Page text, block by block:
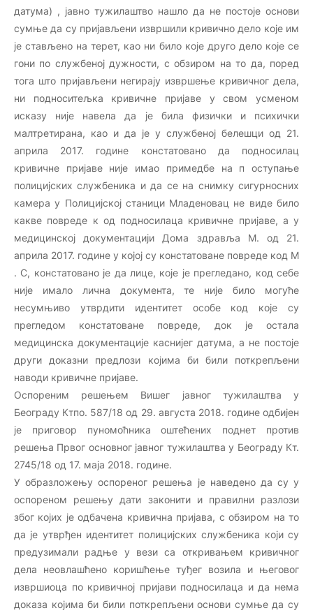
датума) , јавно тужилаштво нашло да не постоје основи
сумње да су пријављени извршили кривично дело које им
је стављено на терет, као ни било које друго дело које се
гони по службеној дужности, с обзиром на то да, поред
тога што пријављени негирају извршење кривичног дела,
ни подноситељка кривичне пријаве у свом усменом
исказу није навела да је била физички и психички
малтретирана, као и да је у службеној белешци од 21.
априла 2017. године констатовано да подносилац
кривичне пријаве није имао примедбе на п оступање
полицијских службеника и да се на снимку сигурносних
камера у Полицијској станици Младеновац не виде било
какве повреде к од подносилаца кривичне пријаве, а у
медицинској документацији Дома здравља М. од 21.
априла 2017. године у којој су констатоване повреде код М
. С, констатовано је да лице, које је прегледано, код себе
није имало лична документа, те није било могуће
несумњиво утврдити идентитет особе код које су
прегледом констатоване повреде, док је остала
медицинска документације каснијег датума, а не постоје
други доказни предлози којима би били поткрепљени
наводи кривичне пријаве.
Оспореним решењем Вишег јавног тужилаштва у
Београду Ктпо. 587/18 од 29. августа 2018. године одбијен
је приговор пуномоћника оштећених поднет против
решења Првог основног јавног тужилаштва у Београду Кт.
2745/18 од 17. маја 2018. године.
У образложењу оспореног решења је наведено да су у
оспореном решењу дати законити и правилни разлози
због којих је одбачена кривична пријава, с обзиром на то
да је утврђен идентитет полицијских службеника који су
предузимали радње у вези са откривањем кривичног
дела неовлашћено коришћење туђег возила и његовог
извршиоца по кривичној пријави подносилаца и да нема
доказа којима би били поткрепљени основи сумње да су